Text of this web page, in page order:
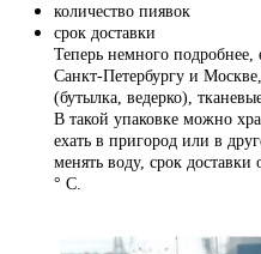
количество пиявок
срок доставки
Теперь немного
Санкт-Петербургу и
(бутылка, ведерко),
В такой упаковке можно
ехать в пригород или в
менять воду, срок
° С.